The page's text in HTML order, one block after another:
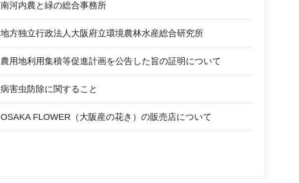
南河内農と緑の総合事務所
地方独立行政法人大阪府立環境農林水産総合研究所
農用地利用集積等促進計画を公告した旨の証明について
病害虫防除に関すること
OSAKA FLOWER（大阪産の花き）の販売店について